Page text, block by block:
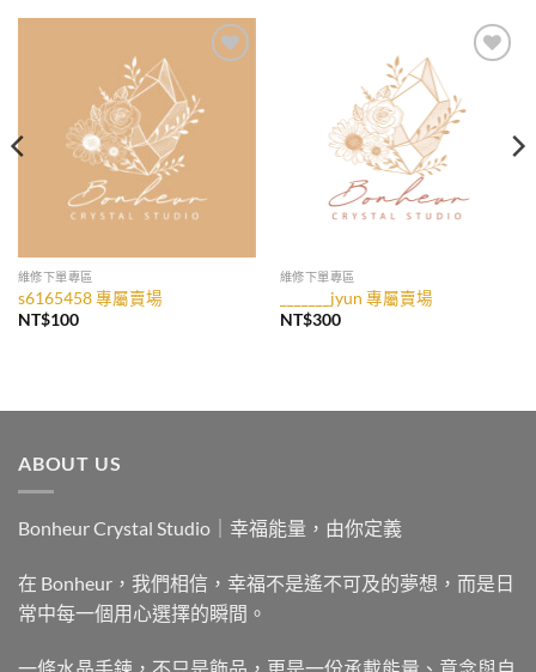
維修下單專區
s6165458 專屬賣場
NT$100
維修下單專區
_______jyun 專屬賣場
NT$300
ABOUT US
Bonheur Crystal Studio｜幸福能量，由你定義
在 Bonheur，我們相信，幸福不是遙不可及的夢想，而是日
常中每一個用心選擇的瞬間。